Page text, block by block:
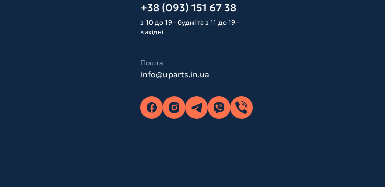
+38 (093) 151 67 38
з 10 до 19 - будні та з 11 до 19 -
вихідні
Пошта
info@uparts.in.ua